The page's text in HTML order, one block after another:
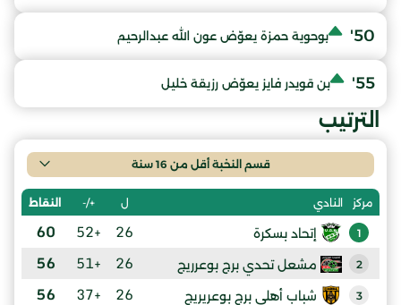
50' بوحوية حمزة يعوّض عون الله عبدالرحيم
55' بن قويدر فايز يعوّض رزيقة خليل
الترتيب
قسم النخبة أقل من 16 سنة
مركز النادي ل +/- النقاط
1 إتحاد بسكرة 26
+52
60
2 مشعل تحدي برج بوعرريج 26
+51
56
3 شباب أهلي برج بوعريريج 26
+37
56